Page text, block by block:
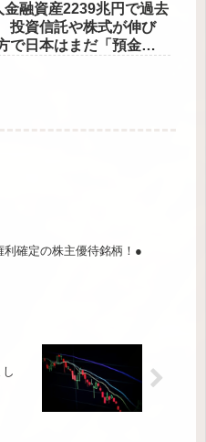
金融資産2239兆円で過去
資信託や株式が伸び
で日本はまだ「預金大
利確定の株主優待銘柄！●